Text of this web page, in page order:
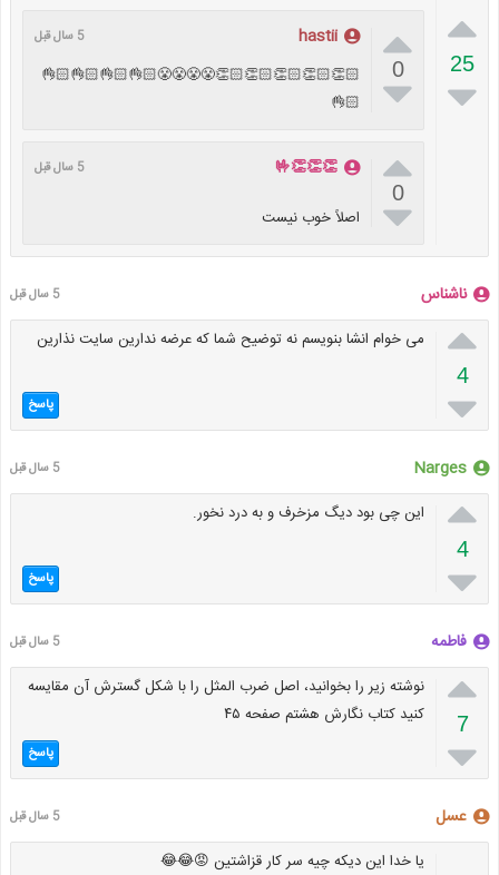

25


0

hastii 5 سال قبل
👏🏻👏🏻👏🏻👏🏻👏🏻😤😤😤😤👌🏻👌🏻👌🏻👌🏻
👌🏻

0

👏👏👏🤟 5 سال قبل
اصلاً خوب نیست
ناشناس 5 سال قبل

4

می خوام انشا بنویسم نه توضیح شما که عرضه ندارین سایت نذارین
پاسخ
Narges 5 سال قبل

4

این چی بود دیگ مزخرف و به درد نخور.
پاسخ
فاطمه 5 سال قبل

7

نوشته زیر را بخوانید، اصل ضرب المثل را با شکل گسترش آن مقایسه
کنید کتاب نگارش هشتم صفحه ۴۵
پاسخ
عسل 5 سال قبل
یا خدا این دیکه چیه سر کار قزاشتین 😡😂😂